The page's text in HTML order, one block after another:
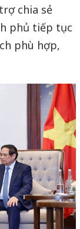
chia sẻ
phủ tiếp tục
phù hợp,